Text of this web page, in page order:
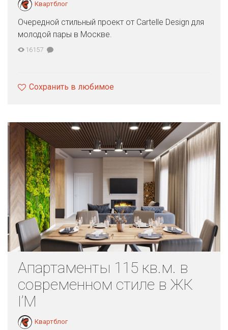
Квартблог
Очередной стильный проект от Cartelle Design для
молодой пары в Москве.
16157
Сохранить в любимое
Апартаменты 115 кв.м. в
современном стиле в ЖК
I’M
Квартблог